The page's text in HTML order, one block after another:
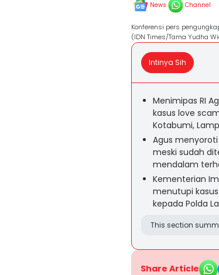
News Channel
Konferensi pers
(IDN Times/Tama Yudha
Intinya Sih
Menimipas RI
kasus love
Kotabumi,
Agus
meski sudah
mendalam
Kementerian
menutupi
kepada Polda
This section
Share Article